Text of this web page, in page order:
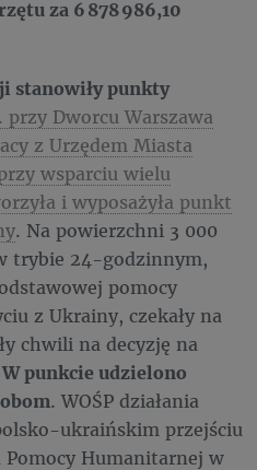
za 6 878 986,10
stanowiły punkty
przy Dworcu Warszawa
z Urzędem Miasta
wsparciu wielu
i wyposażyła punkt
. Na powierzchni 3 000
trybie 24-godzinnym,
pomocy
z Ukrainy, czekały na
chwili na decyzję na
W punkcie udzielono
. WOŚP działania
ukraińskim przejściu
Humanitarnej w